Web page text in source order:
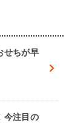
せちが早
今注目の